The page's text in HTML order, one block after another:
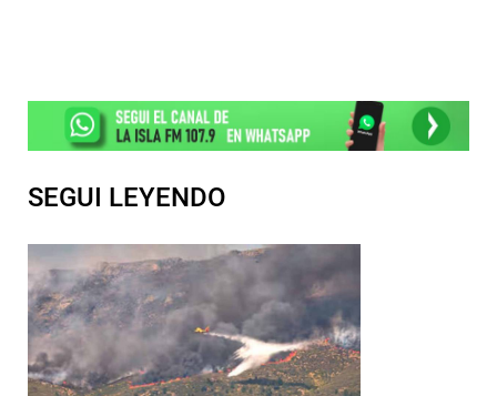
SEGUI LEYENDO